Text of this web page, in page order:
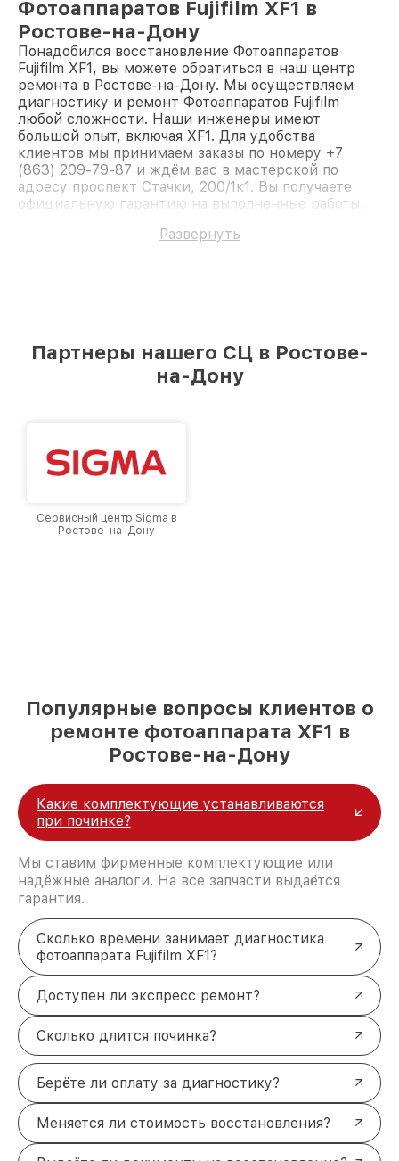
Фотоаппаратов Fujifilm XF1 в
Ростове-на-Дону
Понадобился восстановление Фотоаппаратов
Fujifilm XF1, вы можете обратиться в наш центр
ремонта в Ростове-на-Дону. Мы осуществляем
диагностику и ремонт Фотоаппаратов Fujifilm
любой сложности. Наши инженеры имеют
большой опыт, включая XF1. Для удобства
клиентов мы принимаем заказы по номеру +7
(863) 209-79-87 и ждём вас в мастерской по
адресу проспект Стачки, 200/1к1. Вы получаете
официальную гарантию на выполненные работы.
Развернуть
Партнеры нашего СЦ в Ростове-
на-Дону
Сервисный центр Sigma в
Ростове-на-Дону
Популярные вопросы клиентов о
ремонте фотоаппарата XF1 в
Ростове-на-Дону
Какие комплектующие устанавливаются
при починке?
Мы ставим фирменные комплектующие или
надёжные аналоги. На все запчасти выдаётся
гарантия.
Сколько времени занимает диагностика
фотоаппарата Fujifilm XF1?
Доступен ли экспресс ремонт?
Сколько длится починка?
Берёте ли оплату за диагностику?
Меняется ли стоимость восстановления?